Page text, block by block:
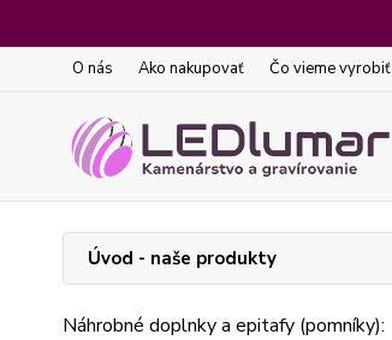
O nás Ako nakupovať Čo vieme vyrobiť
Úvod - naše produkty
Náhrobné doplnky a epitafy (pomníky):